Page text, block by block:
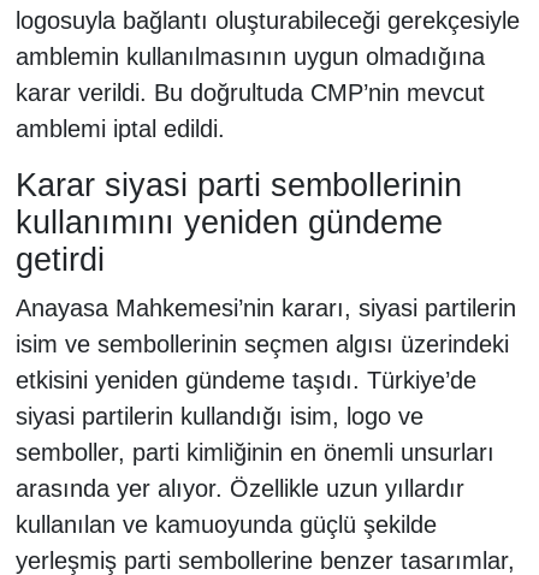
logosuyla bağlantı oluşturabileceği gerekçesiyle
amblemin kullanılmasının uygun olmadığına
karar verildi. Bu doğrultuda CMP’nin mevcut
amblemi iptal edildi.
Karar siyasi parti sembollerinin
kullanımını yeniden gündeme
getirdi
Anayasa Mahkemesi’nin kararı, siyasi partilerin
isim ve sembollerinin seçmen algısı üzerindeki
etkisini yeniden gündeme taşıdı. Türkiye’de
siyasi partilerin kullandığı isim, logo ve
semboller, parti kimliğinin en önemli unsurları
arasında yer alıyor. Özellikle uzun yıllardır
kullanılan ve kamuoyunda güçlü şekilde
yerleşmiş parti sembollerine benzer tasarımlar,